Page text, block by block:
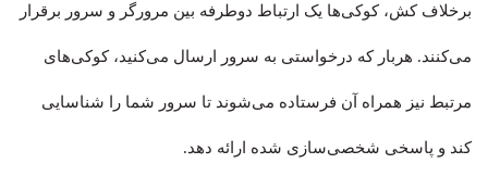
برخلاف کش، کوکی‌ها یک ارتباط دو‌طرفه بین مرورگر و سرور برقرار
می‌کنند. هربار که درخواستی به سرور ارسال می‌کنید، کوکی‌های
مرتبط نیز همراه آن فرستاده می‌شوند تا سرور شما را شناسایی
کند و پاسخی شخصی‌سازی شده ارائه دهد.